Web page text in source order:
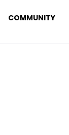
COMMUNITY